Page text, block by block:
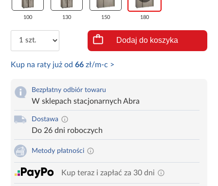
100 130 150 180
Dodaj do koszyka
Kup na raty już od66 zł/m-c >
Bezpłatny odbiór towaru
W sklepach stacjonarnych Abra
Dostawa
Do 26 dni roboczych
Metody płatności
Kup teraz i zapłać za 30 dni